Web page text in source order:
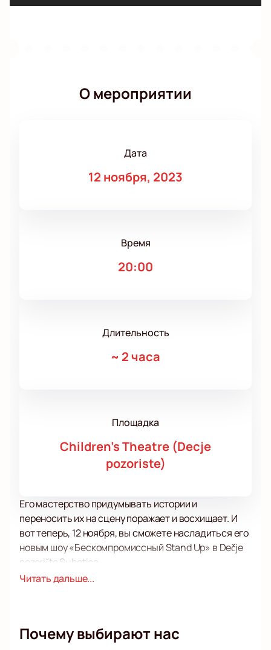
О мероприятии
Дата
12 ноября, 2023
Время
20:00
Длительность
~ 2 часа
Площадка
Children's Theatre (Decje
pozoriste)
Его мастерство придумывать истории и
переносить их на сцену поражает и восхищает. И
вот теперь, 12 ноября, вы сможете насладиться его
новым шоу «Бескомпромиссный Stand Up» в Dečje
pozorište Subotica.
Сколько раз вы ходили на мероприятия, которые
отличии от стандартных комедийных
Читать дальше...
Почему выбирают нас